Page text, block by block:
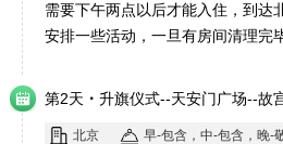
需要下午两点以后才能入住，到达
安排一些活动，一旦有房间清理完
第2天 · 升旗仪式--天安门广场--故
风景区--涉步游老北京胡同。
北京 早-包含，中-包含，晚-